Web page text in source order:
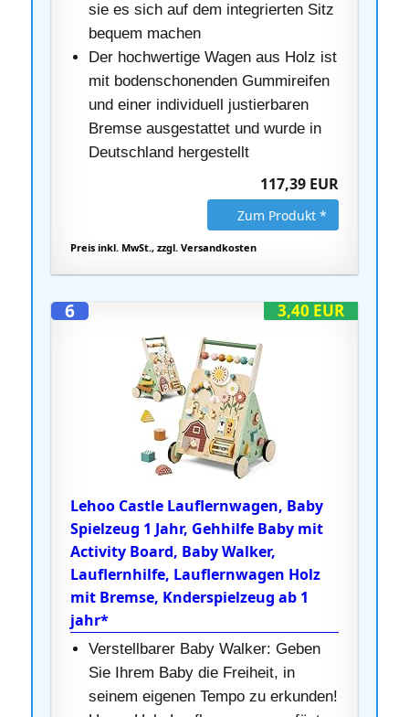
sie es sich auf dem integrierten Sitz
bequem machen
Der hochwertige Wagen aus Holz ist
mit bodenschonenden Gummireifen
und einer individuell justierbaren
Bremse ausgestattet und wurde in
Deutschland hergestellt
117,39 EUR
Zum Produkt *
Preis inkl. MwSt., zzgl. Versandkosten
3,40 EUR
6
Lehoo Castle Lauflernwagen, Baby
Spielzeug 1 Jahr, Gehhilfe Baby mit
Activity Board, Baby Walker,
Lauflernhilfe, Lauflernwagen Holz
mit Bremse, Knderspielzeug ab 1
jahr*
Verstellbarer Baby Walker: Geben
Sie Ihrem Baby die Freiheit, in
seinem eigenen Tempo zu erkunden!